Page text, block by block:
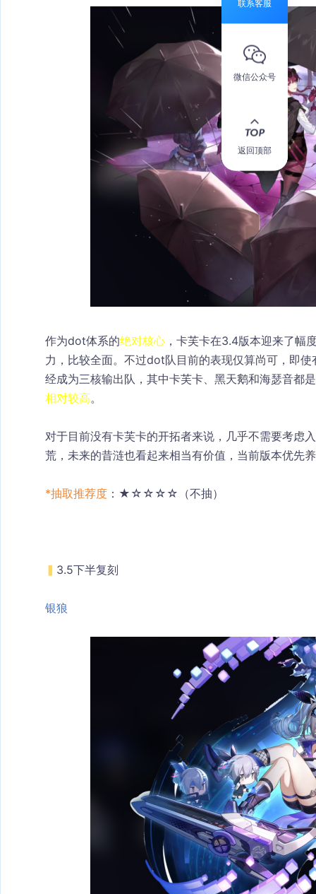
作为dot体系的绝对核心 ，卡芙卡在3.4版本迎来了幅
力，比较全面。不过dot队目前的表现仅算尚可，即
经成为三核输出队，其中卡芙卡、黑天鹅和海瑟音都
相对较高。
对于目前没有卡芙卡的开拓者来说，几乎不需要考虑
荒，未来的昔涟也看起来相当有价值，当前版本优先
*抽取推荐度 ：★☆☆☆☆（不抽）
▍ 3.5下半复刻
银狼
联系客服
微信公众号
返回顶部